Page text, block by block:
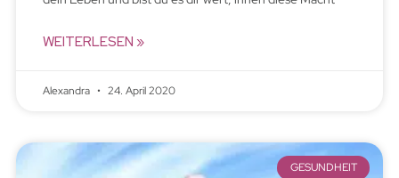
WEITERLESEN »
Alexandra 24. April 2020
GESUNDHEIT